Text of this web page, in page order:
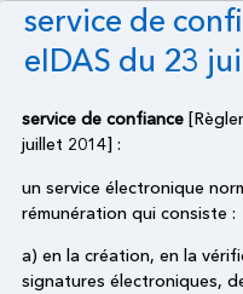
service de
eIDAS du 23
service de confiance
juillet 2014] :
un service électronique
rémunération qui consiste :
a) en la création, en la
signatures électroniques,